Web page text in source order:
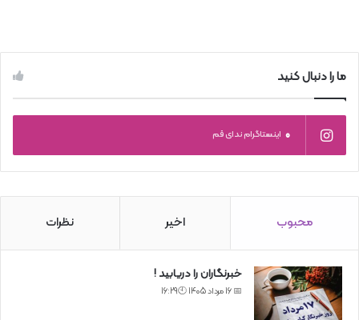
ما را دنبال کنید
0 اینستاگرام ندای قم
محبوب اخیر نظرات
خبرنگاران را دریابید !
📅 16 مرداد 1405 🕙16:29